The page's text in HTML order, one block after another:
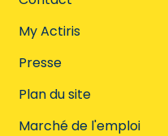
My Actiris
Presse
Plan du site
Marché de l'emploi